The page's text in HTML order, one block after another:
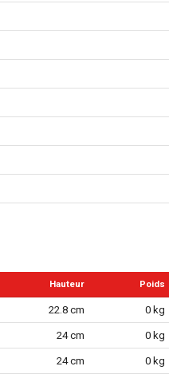
Hauteur Poids
22.8 cm 0 kg
24 cm 0 kg
24 cm 0 kg